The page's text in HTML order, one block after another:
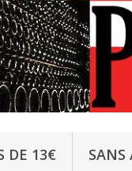
DE 13€ SANS